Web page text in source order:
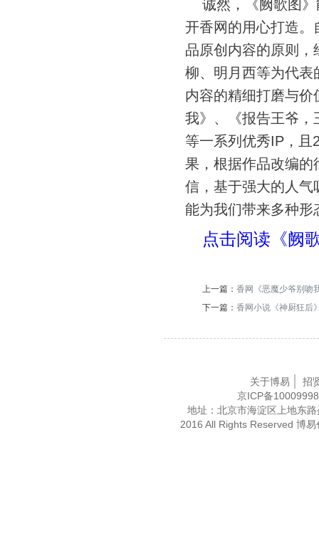
诚然，《阙歌图
开香网的用心打造。
品原创内容的原则
柳、明月西等为代表
内容的精细打磨与
我》、《报告王爷，
等一系列优秀IP，且
果，根据作品改编的
信，基于强大的人气
能为我们带来多种形
点击阅读《阙
上一篇： 香网《恶魔少爷别吻
下一篇： 香网小说《神厨狂后
关于博易
招
京ICP备
地址：北京市海淀区上地东
2016 All Rights Reserved 博